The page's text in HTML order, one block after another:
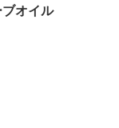
オイル